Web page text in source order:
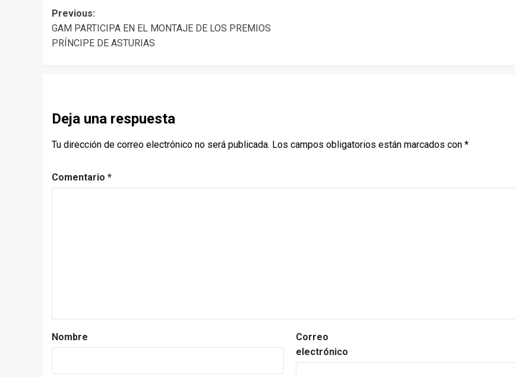
Post
navigation
Previous:
GAM PARTICIPA EN EL MONTAJE DE LOS PREMIOS
PRÍNCIPE DE ASTURIAS
Deja una respuesta
Tu dirección de correo electrónico no será publicada. Los campos obligatorios están marcados con *
Comentario *
Nombre
Correo
electrónico